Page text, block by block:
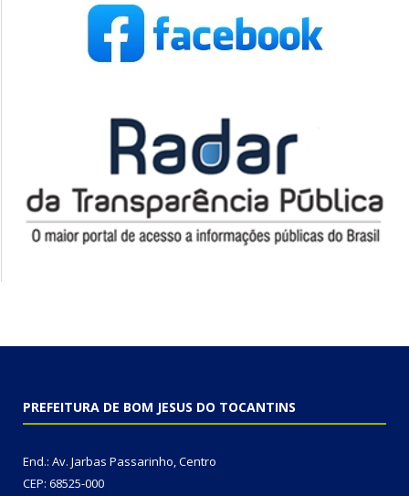
PREFEITURA DE BOM JESUS DO TOCANTINS
End.: Av. Jarbas Passarinho, Centro
CEP: 68525-000